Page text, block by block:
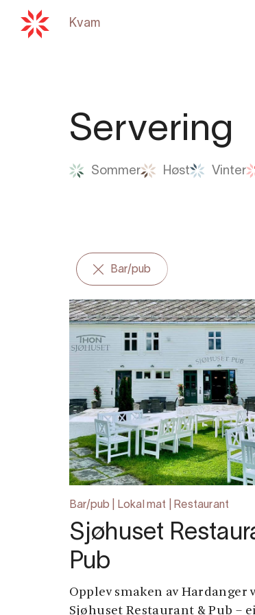
Kvam
Servering
Sommer Høst Vinter
Bar/pub
Bar/pub | Lokal mat | Restaurant
Sjøhuset
Pub
Opplev smaken av Hardanger
Sjøhuset Restaurant & Pub –